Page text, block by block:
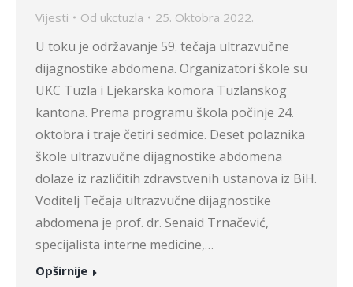
Vijesti Od ukctuzla 25. Oktobra 2022.
U toku je održavanje 59. tečaja ultrazvučne
dijagnostike abdomena. Organizatori škole su
UKC Tuzla i Ljekarska komora Tuzlanskog
kantona. Prema programu škola počinje 24.
oktobra i traje četiri sedmice. Deset polaznika
škole ultrazvučne dijagnostike abdomena
dolaze iz različitih zdravstvenih ustanova iz BiH.
Voditelj Tečaja ultrazvučne dijagnostike
abdomena je prof. dr. Senaid Trnačević,
specijalista interne medicine,…
Opširnije